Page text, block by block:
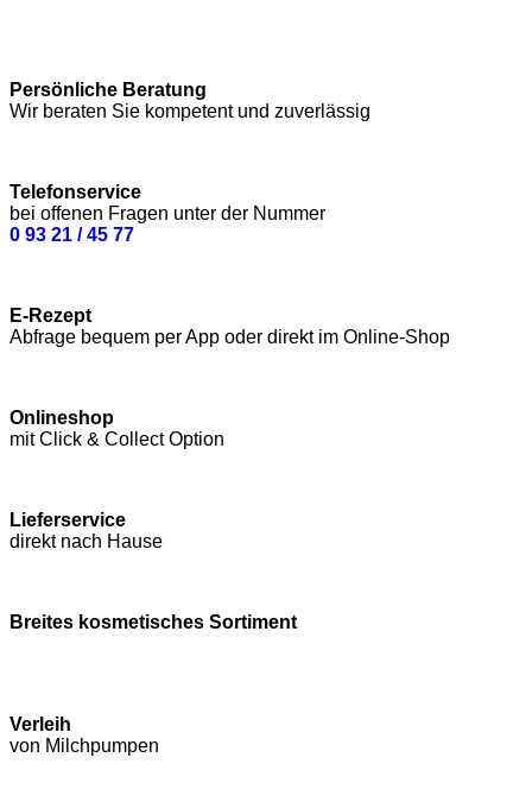
Persönliche Beratung
Wir beraten Sie kompetent und zuverlässig
Telefonservice
bei offenen Fragen unter der Nummer
0 93 21 / 45 77
E-Rezept
Abfrage bequem per App oder direkt im Online-Shop
Onlineshop
mit Click & Collect Option
Lieferservice
direkt nach Hause
Breites kosmetisches Sortiment
Verleih
von Milchpumpen